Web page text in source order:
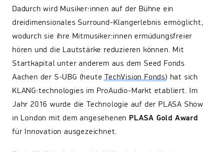
Dadurch wird Musiker:innen auf der Bühne ein
dreidimensionales Surround-Klangerlebnis ermöglicht,
wodurch sie ihre Mitmusiker:innen ermüdungsfreier
hören und die Lautstärke reduzieren können. Mit
Startkapital unter anderem aus dem Seed Fonds
Aachen der S-UBG (heuteTechVision Fonds) hat sich
KLANG:technologies im ProAudio-Markt etabliert. Im
Jahr 2016 wurde die Technologie auf der PLASA Show
in London mit dem angesehenen PLASA Gold Award
für Innovation ausgezeichnet.